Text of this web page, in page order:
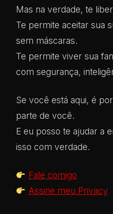
Mas na verdade, te
Te permite aceitar sua
sem máscaras.
Te permite viver sua
com segurança,
Se você está aqui, é
parte de você.
E eu posso te ajudar
isso com verdade.
Fale comigo
Assine meu Privacy